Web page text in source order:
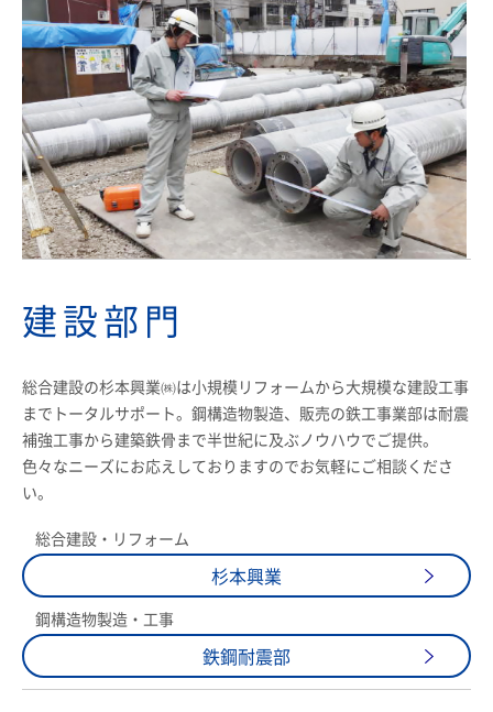
建設部門
総合建設の杉本興業㈱は小規模リフォームから大規模な建設工事
までトータルサポート。鋼構造物製造、販売の鉄工事業部は耐震
補強工事から建築鉄骨まで半世紀に及ぶノウハウでご提供。
色々なニーズにお応えしておりますのでお気軽にご相談くださ
い。
総合建設・リフォーム
杉本興業
鋼構造物製造・工事
鉄鋼耐震部